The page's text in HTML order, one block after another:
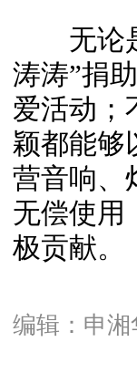
无论是
涛涛”捐
爱活动；
颖都能够
营音响、
无偿使用
极贡献。
编辑：申湘